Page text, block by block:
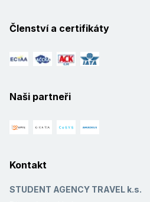
Členství a certifikáty
Naši partneři
Kontakt
STUDENT AGENCY TRAVEL k.s.